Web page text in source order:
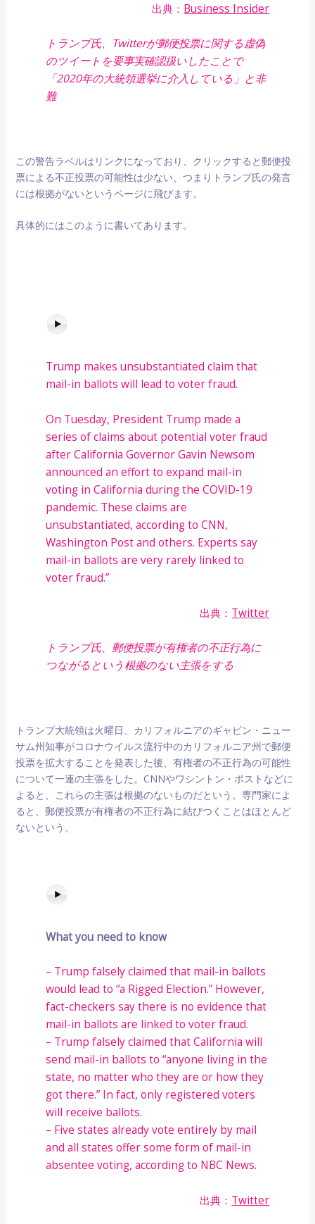
出典： Business Insider
トランプ氏、Twitterが郵便投票に関する虚偽
のツイートを要事実確認扱いしたことで
「2020年の大統領選挙に介入している」と非
難
この警告ラベルはリンクになっており、クリックすると郵便投
票による不正投票の可能性は少ない、つまりトランプ氏の発言
には根拠がないというページに飛びます。
具体的にはこのように書いてあります。
Trump makes unsubstantiated claim that
mail-in ballots will lead to voter fraud.
On Tuesday, President Trump made a
series of claims about potential voter fraud
after California Governor Gavin Newsom
announced an effort to expand mail-in
voting in California during the COVID-19
pandemic. These claims are
unsubstantiated, according to CNN,
Washington Post and others. Experts say
mail-in ballots are very rarely linked to
voter fraud.”
出典： Twitter
トランプ氏、郵便投票が有権者の不正行為に
つながるという根拠のない主張をする
トランプ大統領は火曜日、カリフォルニアのギャビン・ニュー
サム州知事がコロナウイルス流行中のカリフォルニア州で郵便
投票を拡大することを発表した後、有権者の不正行為の可能性
について一連の主張をした。CNNやワシントン・ポストなどに
よると、これらの主張は根拠のないものだという。専門家によ
ると、郵便投票が有権者の不正行為に結びつくことはほとんど
ないという。
What you need to know
– Trump falsely claimed that mail-in ballots
would lead to “a Rigged Election.” However,
fact-checkers say there is no evidence that
mail-in ballots are linked to voter fraud.
– Trump falsely claimed that California will
send mail-in ballots to “anyone living in the
state, no matter who they are or how they
got there.” In fact, only registered voters
will receive ballots.
– Five states already vote entirely by mail
and all states offer some form of mail-in
absentee voting, according to NBC News.
出典： Twitter